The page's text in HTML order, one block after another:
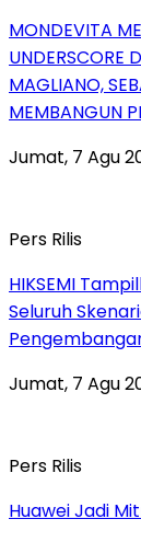
MONDEVITA
UNDERSCORE
MAGLIANO,
MEMBANGUN
Jumat, 7 Agu
Pers Rilis
HIKSEMI
Seluruh
Jumat, 7 Agu
Pers Rilis
Huawei Jadi